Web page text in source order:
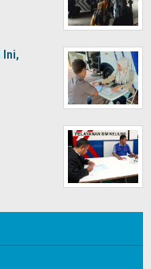
Ini,